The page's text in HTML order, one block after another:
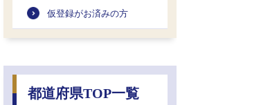
仮登録がお済みの方
都道府県TOP一覧